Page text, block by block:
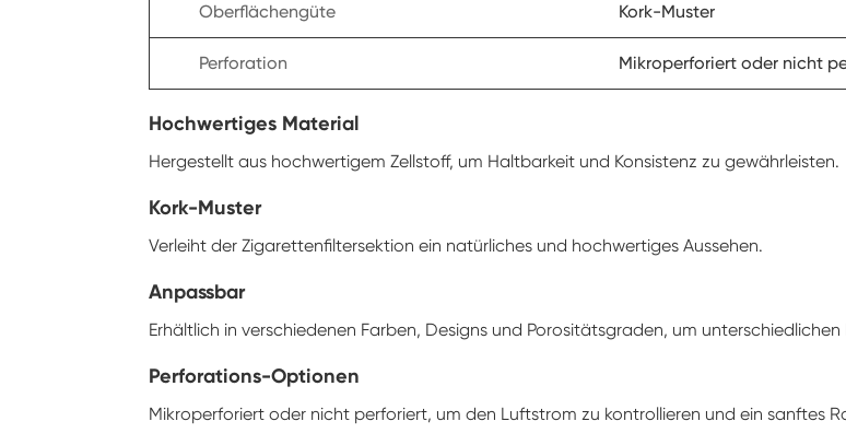
Oberflächengüte Kork-Muster
Perforation Mikroperforiert oder nicht
Hochwertiges Material
Hergestellt aus hochwertigem Zellstoff, um Haltbarkeit und Konsistenz zu gewährleisten.
Kork-Muster
Verleiht der Zigarettenfiltersektion ein natürliches und hochwertiges Aussehen.
Anpassbar
Erhältlich in verschiedenen Farben, Designs und Porositätsgraden, um
Perforations-Optionen
Mikroperforiert oder nicht perforiert, um den Luftstrom zu kontrollieren und ein sanftes